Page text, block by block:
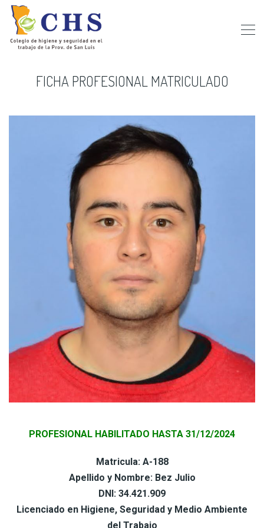
FICHA PROFESIONAL MATRICULADO
PROFESIONAL HABILITADO HASTA 31/12/2024
Matricula: A-188
Apellido y Nombre: Bez Julio
DNI: 34.421.909
Licenciado en Higiene, Seguridad y Medio Ambiente
del Trabajo